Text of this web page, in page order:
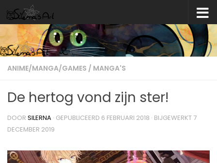
Skip to content
ANIME/MANGA/GAMES / MANGA'S
De hertog vond zijn ster!
DOOR SILERNA · GEPUBLICEERD 6 FEBRUARI 2018 · BIJGEWERKT 7
DECEMBER 2019